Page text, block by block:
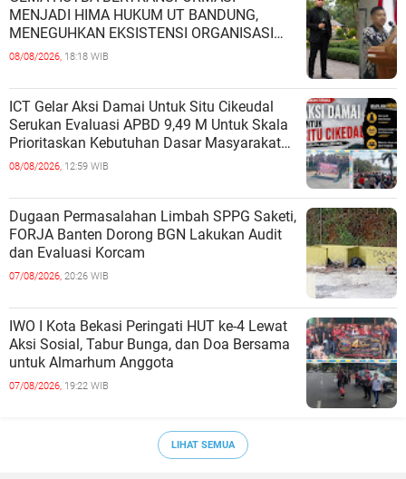
MENJADI HIMA HUKUM UT BANDUNG,
MENEGUHKAN EKSISTENSI ORGANISASI
MAHASISWA HUKUM UNIVERSITAS
08/08/2026, 18:18 WIB
ICT Gelar Aksi Damai Untuk Situ Cikeudal
Serukan Evaluasi APBD 9,49 M Untuk Skala
Prioritaskan Kebutuhan Dasar Masyarakat
Belum Saat nya Butuh Kawasa
08/08/2026, 12:59 WIB
Dugaan Permasalahan Limbah SPPG Saketi,
FORJA Banten Dorong BGN Lakukan Audit
dan Evaluasi Korcam
07/08/2026, 20:26 WIB
IWO I Kota Bekasi Peringati HUT ke-4 Lewat
Aksi Sosial, Tabur Bunga, dan Doa Bersama
untuk Almarhum Anggota
07/08/2026, 19:22 WIB
LIHAT SEMUA